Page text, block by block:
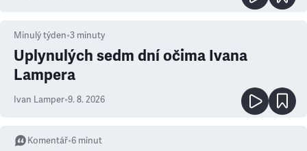
Minulý týden•3 minuty
Uplynulých sedm dní očima Ivana
Lampera
Ivan Lamper•9. 8. 2026
Komentář•6 minut